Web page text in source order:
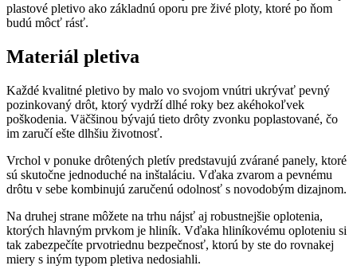
plastové pletivo ako základnú oporu pre živé ploty, ktoré po ňom
budú môcť rásť.
Materiál pletiva
Každé kvalitné pletivo by malo vo svojom vnútri ukrývať pevný
pozinkovaný drôt, ktorý vydrží dlhé roky bez akéhokoľvek
poškodenia. Väčšinou bývajú tieto drôty zvonku poplastované, čo
im zaručí ešte dlhšiu životnosť.
Vrchol v ponuke drôtených pletív predstavujú zvárané panely, ktoré
sú skutočne jednoduché na inštaláciu. Vďaka zvarom a pevnému
drôtu v sebe kombinujú zaručenú odolnosť s novodobým dizajnom.
Na druhej strane môžete na trhu nájsť aj robustnejšie oplotenia,
ktorých hlavným prvkom je hliník. Vďaka hliníkovému oploteniu si
tak zabezpečíte prvotriednu bezpečnosť, ktorú by ste do rovnakej
miery s iným typom pletiva nedosiahli.